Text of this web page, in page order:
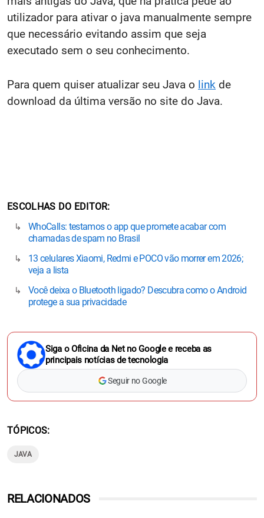
utilizador para ativar o java manualmente sempre
que necessário evitando assim que seja
executado sem o seu conhecimento.
Para quem quiser atualizar seu Java o link de
download da última versão no site do Java.
ESCOLHAS DO EDITOR
WhoCalls: testamos o app que promete acabar com
chamadas de spam no Brasil
13 celulares Xiaomi, Redmi e POCO vão morrer em 2026;
veja a lista
Você deixa o Bluetooth ligado? Descubra como o Android
protege a sua privacidade
Siga o Oficina da Net no Google e receba as
principais notícias de tecnologia
Seguir no Google
TÓPICOS
JAVA
RELACIONADOS